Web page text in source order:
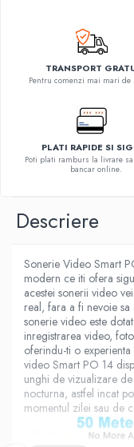
TRANSPORT
Pentru comenzi mai mari de
PLATI RAPIDE SI
Poti plati ramburs la livrare
bancar online.
Descriere
Sonerie Video Smart
modern ce iti ofera
acestei sonerii video
real, fara a fi nevoie sa
sonerie video este
inregistrarea video,
oferindu-ti o
video Smart PO 14
unghi de vizualizare
nocturna, astfel incat
momentul zilei sau de